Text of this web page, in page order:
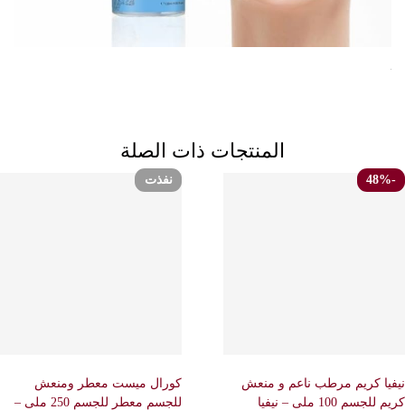
المنتجات ذات الصلة
كريم مرطب ناعم و منعش
100 ملى – نيفيا
نفذت
كورال ميست معطر ومنعش
للجسم معطر للجسم 250 ملى –